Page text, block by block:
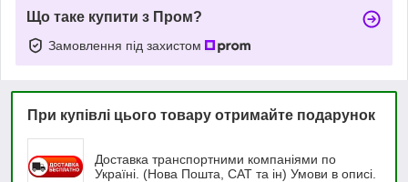
Що таке купити з Пром?
Замовлення під захистом
При купівлі цього товару отримайте подарунок
Доставка транспортними компаніями по
Україні. (Нова Пошта, САТ та ін) Умови в описі.